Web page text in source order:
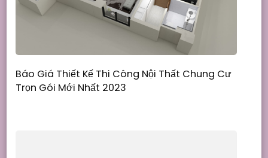
Báo Giá Thiết Kế Thi Công Nội Thất Chung Cư
Trọn Gói Mới Nhất 2023